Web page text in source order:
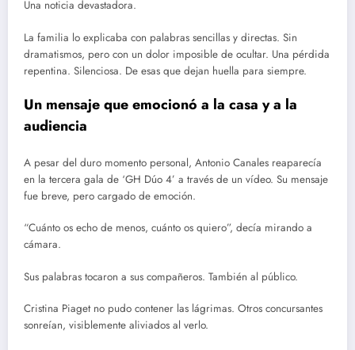
Una noticia devastadora.
La familia lo explicaba con palabras sencillas y directas. Sin
dramatismos, pero con un dolor imposible de ocultar. Una pérdida
repentina. Silenciosa. De esas que dejan huella para siempre.
Un mensaje que emocionó a la casa y a la
audiencia
A pesar del duro momento personal, Antonio Canales reaparecía
en la tercera gala de ‘GH Dúo 4’ a través de un vídeo. Su mensaje
fue breve, pero cargado de emoción.
“Cuánto os echo de menos, cuánto os quiero”, decía mirando a
cámara.
Sus palabras tocaron a sus compañeros. También al público.
Cristina Piaget no pudo contener las lágrimas. Otros concursantes
sonreían, visiblemente aliviados al verlo.